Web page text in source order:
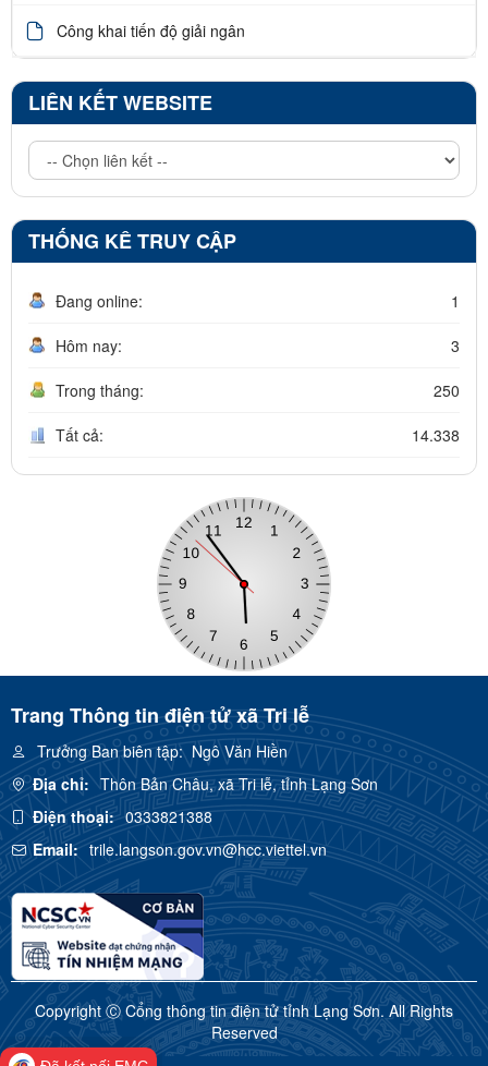
Công khai tiến độ giải ngân
LIÊN KẾT WEBSITE
THỐNG KÊ TRUY CẬP
Đang online: 1
Hôm nay: 3
Trong tháng: 250
Tất cả: 14.338
Trang Thông tin điện tử xã Tri lễ
Trưởng Ban biên tập:Ngô Văn Hiền
Địa chỉ: Thôn Bản Châu, xã Tri lễ, tỉnh Lạng Sơn
Điện thoại: 0333821388
Email: trile.langson.gov.vn@hcc.viettel.vn
Copyright Ⓒ Cổng thông tin điện tử tỉnh Lạng Sơn. All Rights
Reserved